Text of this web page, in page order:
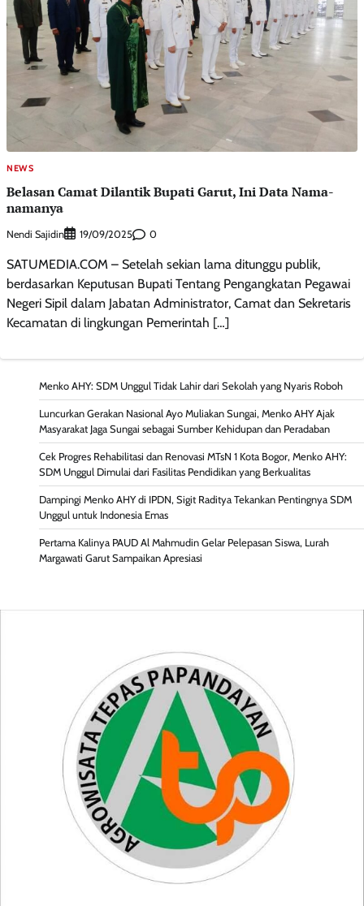
NEWS
Belasan Camat Dilantik Bupati Garut, Ini Data Nama-
namanya
Nendi Sajidin 19/09/2025 0
SATUMEDIA.COM – Setelah sekian lama ditunggu publik,
berdasarkan Keputusan Bupati Tentang Pengangkatan Pegawai
Negeri Sipil dalam Jabatan Administrator, Camat dan Sekretaris
Kecamatan di lingkungan Pemerintah […]
Menko AHY: SDM Unggul Tidak Lahir dari Sekolah yang Nyaris Roboh
Luncurkan Gerakan Nasional Ayo Muliakan Sungai, Menko AHY Ajak
Masyarakat Jaga Sungai sebagai Sumber Kehidupan dan Peradaban
Cek Progres Rehabilitasi dan Renovasi MTsN 1 Kota Bogor, Menko AHY:
SDM Unggul Dimulai dari Fasilitas Pendidikan yang Berkualitas
Dampingi Menko AHY di IPDN, Sigit Raditya Tekankan Pentingnya SDM
Unggul untuk Indonesia Emas
Pertama Kalinya PAUD Al Mahmudin Gelar Pelepasan Siswa, Lurah
Margawati Garut Sampaikan Apresiasi